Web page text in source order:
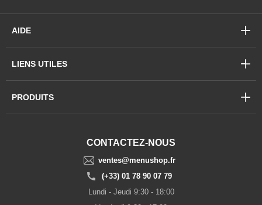
CONTACTEZ-NOUS
ventes@menushop.fr
(+33) 01 78 90 07 79
Lundi - Jeudi 9:30 - 18:00
AIDE
LIENS UTILES
PRODUITS